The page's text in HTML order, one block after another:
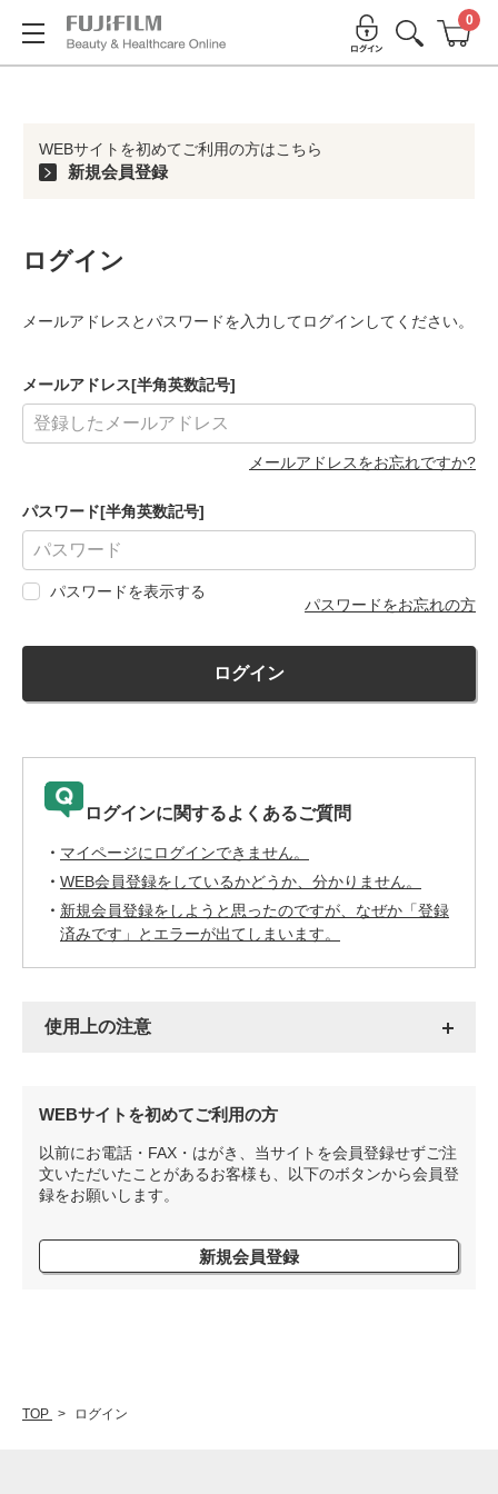
0
WEBサイトを初めてご利用の方はこちら
新規会員登録
ログイン
メールアドレスとパスワードを入力してログインしてください。
メールアドレス[半角英数記号]
メールアドレスをお忘れですか?
パスワード[半角英数記号]
パスワードを表示する
パスワードをお忘れの方
ログイン
ログインに関するよくあるご質問
マイページにログインできません。
WEB会員登録をしているかどうか、分かりません。
新規会員登録をしようと思ったのですが、なぜか「登録
済みです」とエラーが出てしまいます。
使用上の注意
WEBサイトを初めてご利用の方
以前にお電話・FAX・はがき、当サイトを会員登録せずご注
文いただいたことがあるお客様も、以下のボタンから会員登
録をお願いします。
新規会員登録
TOP ログイン